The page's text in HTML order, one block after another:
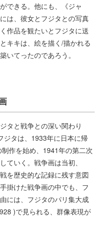
できる。他にも、《ジャ
は、彼女とフジタとの写真
作品を観たいとフジタに送
キキは、絵を描く/描かれる
いてったのであろう。
タと戦争との深い関わり
ジタは、1933年に日本に帰
作を始め、1941年の第二次
ていく。戦争画は当初、
を歴史的な記録に残す意図
掛けた戦争画の中でも、フ
には、フジタのパリ集大成
)で見られる、群像表現が